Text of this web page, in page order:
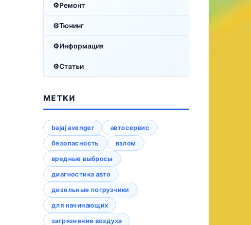
Ремонт
Тюнинг
Информация
Статьи
МЕТКИ
bajaj avenger
автосервис
безопасность
взлом
вредные выбросы
диагностика авто
дизельные погрузчики
для начинающих
загрязнение воздуха